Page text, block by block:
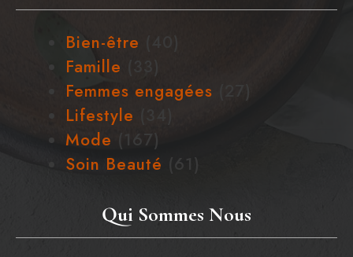
Qui Sommes Nous
Bien-être
Famille
Femmes engagées
Lifestyle
Mode (167)
Soin Beauté